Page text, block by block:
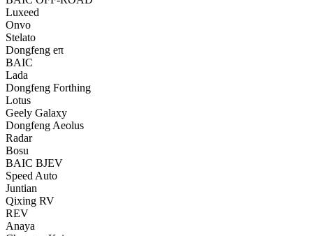
Luxeed
Onvo
Stelato
Dongfeng eπ
BAIC
Lada
Dongfeng Forthing
Lotus
Geely Galaxy
Dongfeng Aeolus
Radar
Bosu
BAIC BJEV
Speed Auto
Juntian
Qixing RV
REV
Anaya